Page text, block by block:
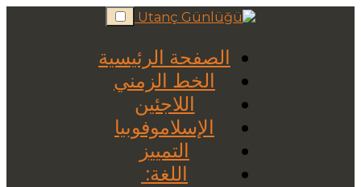
Skip
to
الصفحة الرئيسية
الخط الزمني
اللاجئين
الإسلاموفوبيا
التمييز
اللغة: